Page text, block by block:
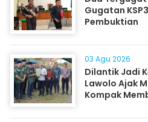
Gugatan
Pembuktian
03 Agu 2026
Dilantik Jadi
Lawolo Ajak
Kompak